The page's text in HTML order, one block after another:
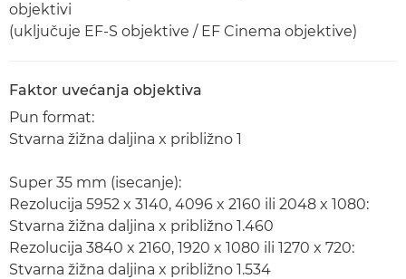
objektivi
(uključuje EF-S objektive / EF Cinema objektive)
Faktor uvećanja objektiva
Pun format:
Stvarna žižna daljina x približno 1
Super 35 mm (isecanje):
Rezolucija 5952 x 3140, 4096 x 2160 ili 2048 x 1080:
Stvarna žižna daljina x približno 1.460
Rezolucija 3840 x 2160, 1920 x 1080 ili 1270 x 720:
Stvarna žižna daljina x približno 1.534